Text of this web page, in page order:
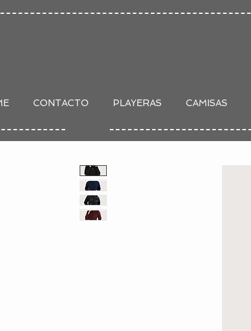
CONTACTO PLAYERAS CAMISAS